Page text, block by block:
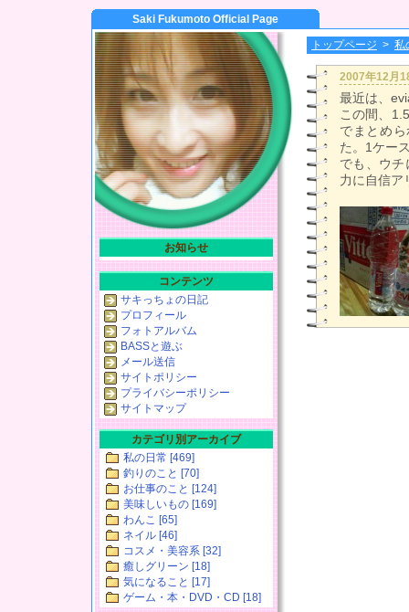
Saki Fukumoto Official Page
トップページ > 私
2007年12月
最近は、
この間、
でまとめ
た。1ケー
でも、ウ
力に自信ア
お知らせ
コンテンツ
サキっちょの日記
プロフィール
フォトアルバム
BASSと遊ぶ
メール送信
サイトポリシー
プライバシーポリシー
サイトマップ
カテゴリ別アーカイブ
私の日常 [469]
釣りのこと [70]
お仕事のこと [124]
美味しいもの [169]
わんこ [65]
ネイル [46]
コスメ・美容系 [32]
癒しグリーン [18]
気になること [17]
ゲーム・本・DVD・CD [18]